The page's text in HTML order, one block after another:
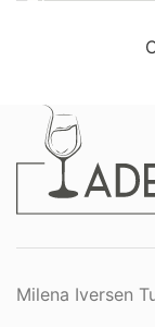
Milena Iversen